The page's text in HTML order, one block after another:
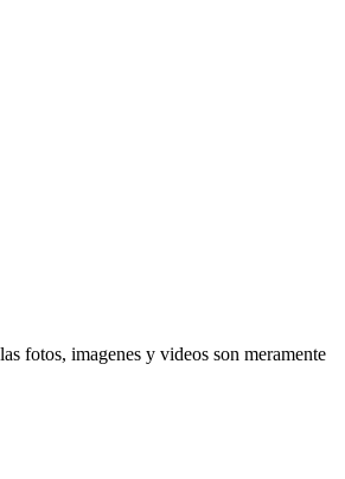
fotos, imagenes y videos son meramente